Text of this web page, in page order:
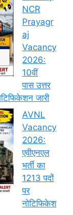
NCR
Prayagr
aj
Vacancy
2026:
10वीं
पास उत्तर
जारी
AVNL
Vacancy
2026:
एवीएनएल
भर्ती का
1213 पदों
पर
नोटिफिकेश